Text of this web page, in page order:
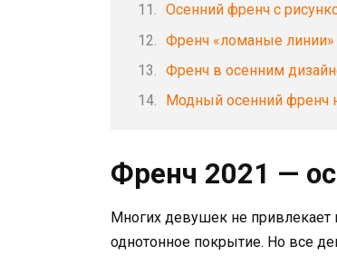
Осенний френч с
Френч «ломаные линии»
Френч в осенним
Модный осенний френч
Френч 2021 —
Многих девушек не
однотонное покрытие. Но все